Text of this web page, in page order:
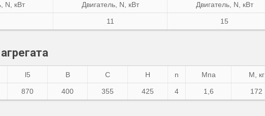
N , кВт Двигатель, N , кВт Двигатель, N , кВт
11 15
l5 B C H n Мпа М, кг
870 400 355 425 4 1,6 172